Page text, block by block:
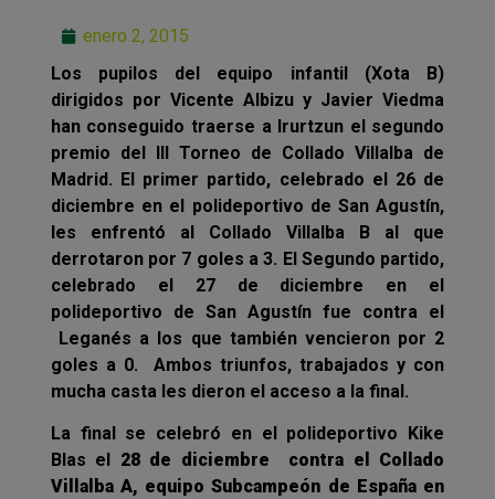
enero 2, 2015
Los pupilos del equipo infantil (Xota B)
dirigidos por Vicente Albizu y Javier Viedma
han conseguido traerse a Irurtzun el segundo
premio del III Torneo de Collado Villalba de
Madrid. El primer partido, celebrado el 26 de
diciembre en el polideportivo de San Agustín,
les enfrentó al Collado Villalba B al que
derrotaron por 7 goles a 3. El Segundo partido,
celebrado el 27 de diciembre en el
polideportivo de San Agustín fue contra el
Leganés a los que también vencieron por 2
goles a 0.
Ambos triunfos, trabajados y con
mucha casta les dieron el acceso a la final.
La final se celebró en el polideportivo Kike
Blas el 28 de diciembre contra el Collado
Villalba A, equipo Subcampeón de España en